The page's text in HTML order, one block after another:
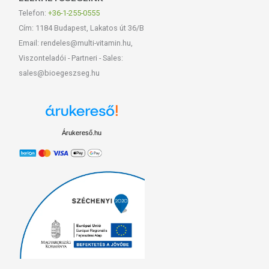
Telefon: +36-1-255-0555
Cím: 1184 Budapest, Lakatos út 36/B
Email: rendeles@multi-vitamin.hu,
Viszonteladói - Partneri - Sales:
sales@bioegeszseg.hu
Árukereső.hu